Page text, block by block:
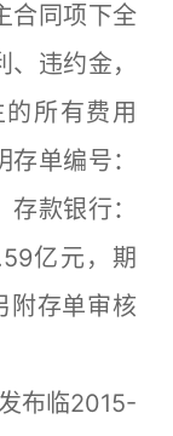
合同项下全
违约金，
所有费用
单编号：
款银行：
亿元，期
附存单审核
布临2015-